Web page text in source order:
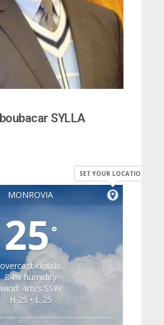
SYLLA
MONROVIA
SET YOUR LOCATION
25°
overcast clouds
84% humidity
wind: 4m/s SSW
H 25 • L 25